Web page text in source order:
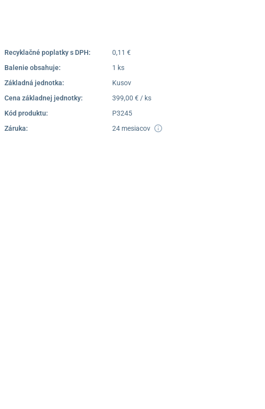
Recyklačné poplatky s DPH:
0,11 €
Balenie obsahuje:
1 ks
Základná jednotka:
Kusov
Cena základnej jednotky:
399,00 € / ks
Kód produktu:
P3245
Záruka:
24 mesiacov